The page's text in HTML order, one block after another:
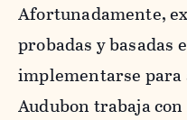
Afortunadamente,
probadas y basadas
implementarse
Audubon trabaja